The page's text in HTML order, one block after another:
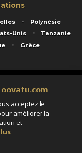
Polynésie
Unis
Tanzanie
Grèce
75017 Paris - S.A.S
973 - Code APE 7911Z
Groupama - Agrément IATA
RCP0081066
acceptez le
améliorer la
et